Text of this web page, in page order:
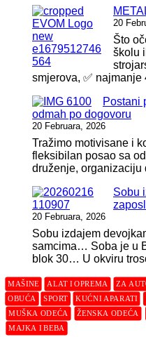
20
Što
školu
smjerova, ✅
Postani
odmah po dogovoru
20 Februara, 2026
Tražimo motivisane i
fleksibilan posao sa
druženje,
Sobu
20 Februara, 2026
Sobu izdajem
samcima… Soba je u
blok 30… U okviru
MAŠINE ALAT I OPREMA ZA
OBUĆA
SPORT KUĆNI APARATI
MUŠKA ODEĆA
ŽENSKA ODEĆA
MAJKA I BEBA